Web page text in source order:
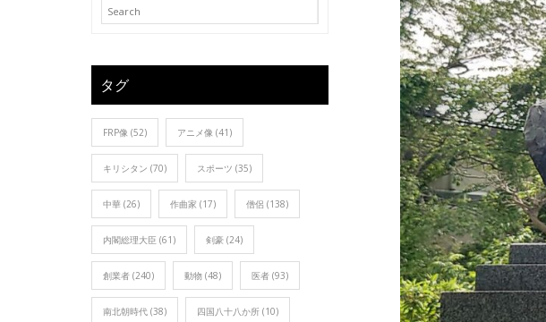
タグ
FRP像 (52) アニメ像 (41)
キリシタン (70) スポーツ (35)
中華 (26) 作曲家 (17) 僧侶 (138)
内閣総理大臣 (61) 剣豪 (24)
創業者 (240) 動物 (48) 医者 (93)
南北朝時代 (38) 四国八十八か所 (10)